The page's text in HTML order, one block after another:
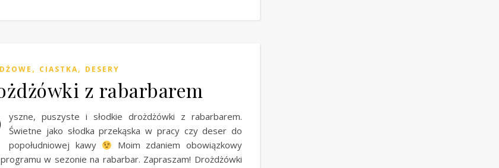
, CIASTKA, DESERY
z rabarbarem
yszne, puszyste i słodkie drożdżówki z rabarbarem.
Świetne jako słodka przekąska w pracy czy deser do
popołudniowej kawy
Moim zdaniem obowiązkowy
w sezonie na rabarbar. Zapraszam! Drożdżówki